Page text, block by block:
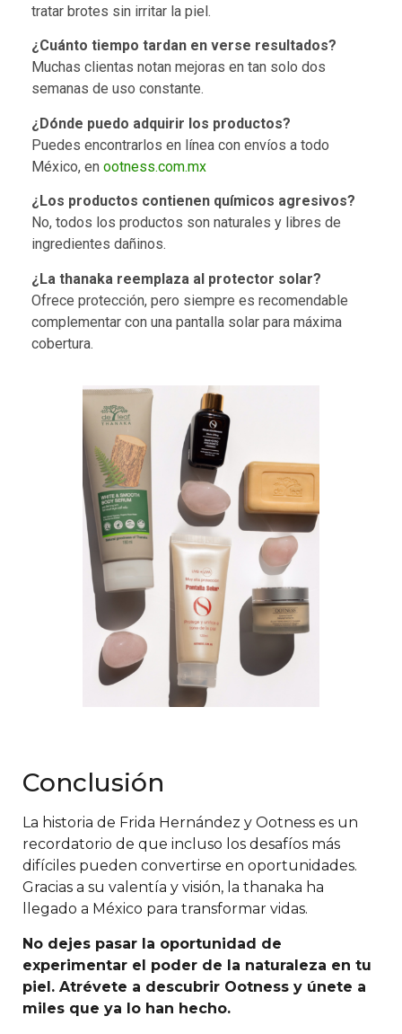
tratar brotes sin irritar la piel.
¿Cuánto tiempo tardan en verse resultados?
Muchas clientas notan mejoras en tan solo dos
semanas de uso constante.
¿Dónde puedo adquirir los productos?
Puedes encontrarlos en línea con envíos a todo
México, en ootness.com.mx
¿Los productos contienen químicos agresivos?
No, todos los productos son naturales y libres de
ingredientes dañinos.
¿La thanaka reemplaza al protector solar?
Ofrece protección, pero siempre es recomendable
complementar con una pantalla solar para máxima
cobertura.
Conclusión
La historia de Frida Hernández y Ootness es un
recordatorio de que incluso los desafíos más
difíciles pueden convertirse en oportunidades.
Gracias a su valentía y visión, la thanaka ha
llegado a México para transformar vidas.
No dejes pasar la oportunidad de
experimentar el poder de la naturaleza en tu
piel. Atrévete a descubrir Ootness y únete a
miles que ya lo han hecho.